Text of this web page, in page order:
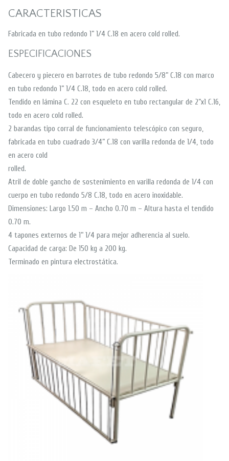
CARACTERISTICAS
Fabricada en tubo redondo 1” 1/4 C.18 en acero cold rolled.
ESPECIFICACIONES
Cabecero y piecero en barrotes de tubo redondo 5/8” C.18 con marco
en tubo redondo 1” 1/4 C.18, todo en acero cold rolled.
Tendido en lámina C. 22 con esqueleto en tubo rectangular de 2”x1 C.16,
todo en acero cold rolled.
2 barandas tipo corral de funcionamiento telescópico con seguro,
fabricada en tubo cuadrado 3/4” C.18 con varilla redonda de 1/4, todo
en acero cold
rolled.
Atril de doble gancho de sostenimiento en varilla redonda de 1/4 con
cuerpo en tubo redondo 5/8 C.18, todo en acero inoxidable.
Dimensiones: Largo 1.50 m – Ancho 0.70 m – Altura hasta el tendido
0.70 m.
4 tapones externos de 1” 1/4 para mejor adherencia al suelo.
Capacidad de carga: De 150 kg a 200 kg.
Terminado en pintura electrostática.